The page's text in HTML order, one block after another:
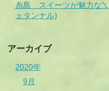
糸島 スイーツが魅力な“
ェタンナル)
アーカイブ
2020年
9月